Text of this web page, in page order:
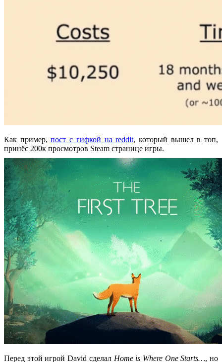
Как пример,пост с гифкой на reddit, который вышел в топ,
принёс 200к просмотров Steam странице игры.
Перед этой игрой David сделал Home is Where One Starts…, но